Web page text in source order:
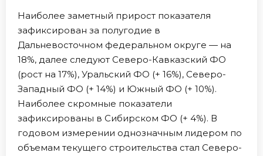
Наиболее заметный прирост показателя
зафиксирован за полугодие в
Дальневосточном федеральном округе — на
18%, далее следуют Северо-Кавказский ФО
(рост на 17%), Уральский ФО (+ 16%), Северо-
Западный ФО (+ 14%) и Южный ФО (+ 10%).
Наиболее скромные показатели
зафиксированы в Сибирском ФО (+ 4%). В
годовом измерении однозначным лидером по
объемам текущего строительства стал Северо-